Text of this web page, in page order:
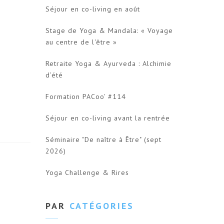
Séjour en co-living en août
Stage de Yoga & Mandala: « Voyage
au centre de l'être »
Retraite Yoga & Ayurveda : Alchimie
d’été
Formation PACoo' #114
Séjour en co-living avant la rentrée
Séminaire "De naître à Être" (sept
2026)
Yoga Challenge & Rires
PAR CATÉGORIES